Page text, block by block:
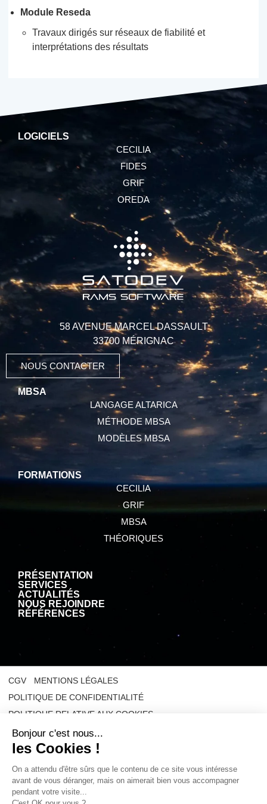
Module Reseda
Travaux dirigés sur réseaux de fiabilité et
interprétations des résultats
LOGICIELS
CECILIA
FIDES
GRIF
OREDA
MBSA
LANGAGE ALTARICA
MÉTHODE MBSA
MODÈLES MBSA
58 AVENUE MARCEL DASSAULT
33700 MÉRIGNAC
NOUS CONTACTER
FORMATIONS
CECILIA
GRIF
MBSA
THÉORIQUES
PRÉSENTATION
SERVICES
ACTUALITÉS
NOUS REJOINDRE
RÉFÉRENCES
CGV
MENTIONS LÉGALES
POLITIQUE DE CONFIDENTIALITÉ
POLITIQUE RELATIVE AUX COOKIES
© 2025 SATODEV – Creation site web EEnov agence web Bordeaux
Hebergement site web EEnov agence web Bordeaux
marque enregistrée détenue par la Compagnie TotalEnergies et utilisée
sous licence.